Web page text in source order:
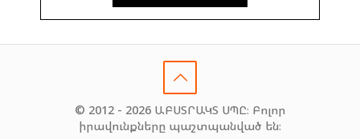
© 2012 - 2026 ԱԲՍՏՐԱԿՏ ՍՊԸ։ Բոլոր
իրավունքները պաշտպանված են։